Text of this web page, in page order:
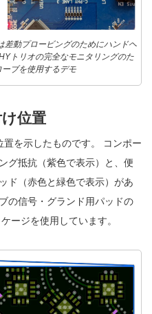
差動プロービングのためにハンドヘ
トリオの完全なモニタリングのた
ブを使用するデモ
位置
を示したものです。 コンポー
グ抵抗（紫色で表示）と、便
ド（赤色と緑色で表示）があ
の信号・グランド用パッドの
ージを使用しています。